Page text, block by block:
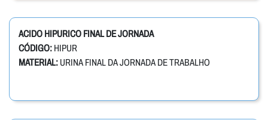
ACIDO HIPURICO FINAL DE JORNADA
CÓDIGO: HIPUR
MATERIAL: URINA FINAL DA JORNADA DE TRABALHO